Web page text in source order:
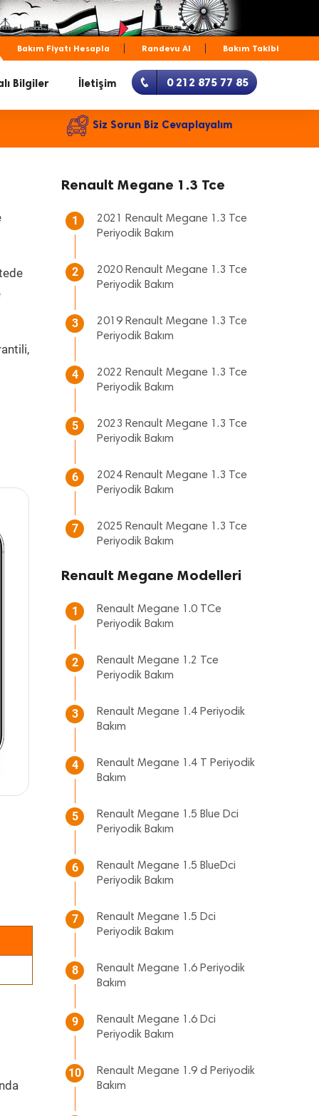
Bakım Fiyatı Hesapla Randevu Al Bakım Takibi
Bilgiler İletişim 0 212 875 77 85
Siz Sorun Biz Cevaplayalım
Renault Megane 1.3 Tce
1
2021 Renault Megane 1.3 Tce
Periyodik Bakım
2
2020 Renault Megane 1.3 Tce
Periyodik Bakım
3
2019 Renault Megane 1.3 Tce
Periyodik Bakım
4
2022 Renault Megane 1.3 Tce
Periyodik Bakım
5
2023 Renault Megane 1.3 Tce
Periyodik Bakım
6
2024 Renault Megane 1.3 Tce
Periyodik Bakım
7
2025 Renault Megane 1.3 Tce
Periyodik Bakım
Renault Megane Modelleri
1
Renault Megane 1.0 TCe
Periyodik Bakım
2
Renault Megane 1.2 Tce
Periyodik Bakım
3
Renault Megane 1.4 Periyodik
Bakım
4
Renault Megane 1.4 T Periyodik
Bakım
5
Renault Megane 1.5 Blue Dci
Periyodik Bakım
6
Renault Megane 1.5 BlueDci
Periyodik Bakım
7
Renault Megane 1.5 Dci
Periyodik Bakım
8
Renault Megane 1.6 Periyodik
Bakım
9
Renault Megane 1.6 Dci
Periyodik Bakım
10
Renault Megane 1.9 d Periyodik
Bakım